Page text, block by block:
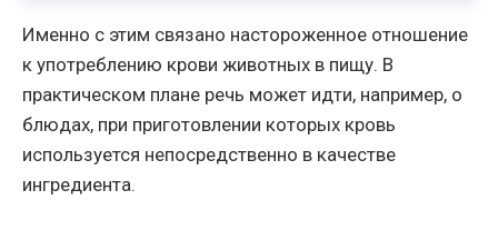
Именно с этим связано настороженное отношение
к употреблению крови животных в пищу. В
практическом плане речь может идти, например, о
блюдах, при приготовлении которых кровь
используется непосредственно в качестве
ингредиента.